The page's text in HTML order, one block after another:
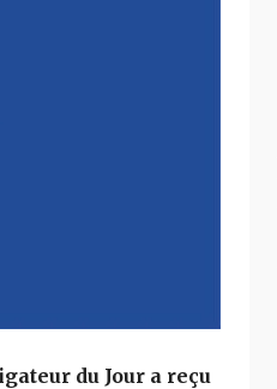
du Jour a reçu